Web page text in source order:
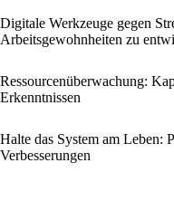
Digitale Werkzeuge gegen
Arbeitsgewohnheiten zu
Ressourcenüberwachung:
Erkenntnissen
Halte das System am Leben:
Verbesserungen